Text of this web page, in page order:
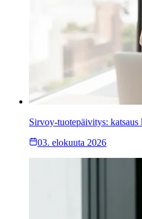
Sirvoy-tuotepäivitys: katsaus
03. elokuuta 2026